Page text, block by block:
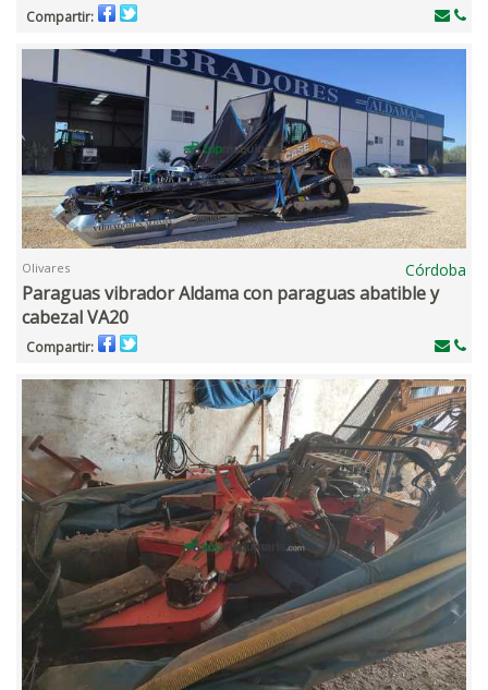
Compartir:
Olivares Córdoba
Paraguas vibrador Aldama con paraguas abatible y
cabezal VA20
Compartir: